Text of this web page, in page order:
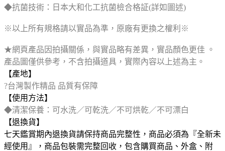
◆抗菌技術：日本大和化工抗菌檢合格証(詳如圖述)
※以上所有規格請以實品為準，原廠有更換之權利※
★網頁產品因拍攝關係，與實品略有差異，實品顏色更佳 。
產品圖僅供參考，不含拍攝道具，實際內容以上述為主。
【產地】
?台灣製作精品 品質有保障
【使用方法】
◆清潔保養：可水洗／可乾洗／不可烘乾／不可漂白
【退換貨】
七天鑑賞期內退換貨請保持商品完整性，商品必須為『全新未
經使用』，商品包裝需完整回收，包含購買商品、外盒、附